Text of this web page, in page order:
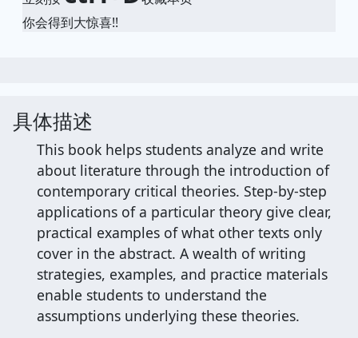
你会得到大惊喜!!
具体描述
This book helps students analyze and write
about literature through the introduction of
contemporary critical theories. Step-by-step
applications of a particular theory give clear,
practical examples of what other texts only
cover in the abstract. A wealth of writing
strategies, examples, and practice materials
enable students to understand the
assumptions underlying these theories.